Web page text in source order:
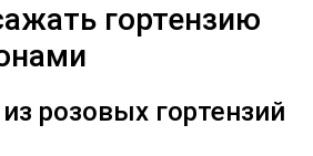
гортензию
розовых гортензий